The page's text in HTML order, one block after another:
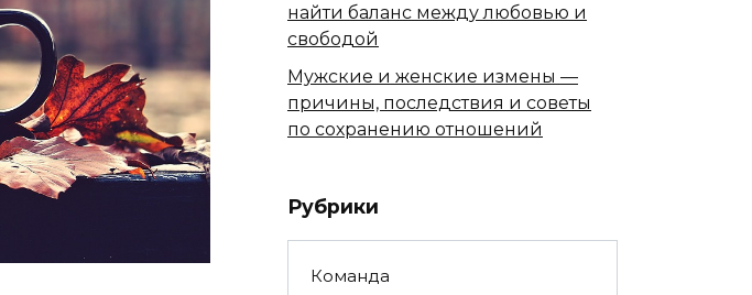
найти баланс между любовью и
свободой
Мужские и женские измены —
причины, последствия и советы
по сохранению отношений
Рубрики
Команда